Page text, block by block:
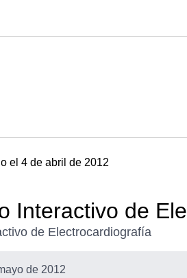
el 4 de abril de 2012
Interactivo de
de Electrocardiografía
de 2012